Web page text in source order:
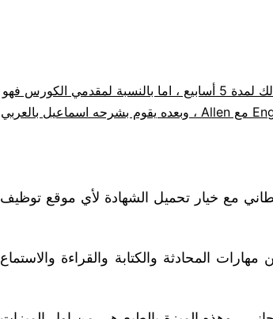
كل ما هو مطلوب منك فقط هي ساعتين بالأسبوع ، وذلك لمدة 5 أسابيع ، اما بالنسبة لمقدمي الكورس فهو
يقدم لك من خلال مدرسين مختصين جزء منه بالـ English مع Allen ، وبعده يقوم بشرحه اسماعيل بالعربي
مع خيار تحميل الشهادة لأي موقع توظيف
المحادثة والكتابة والقراءة والاستماع